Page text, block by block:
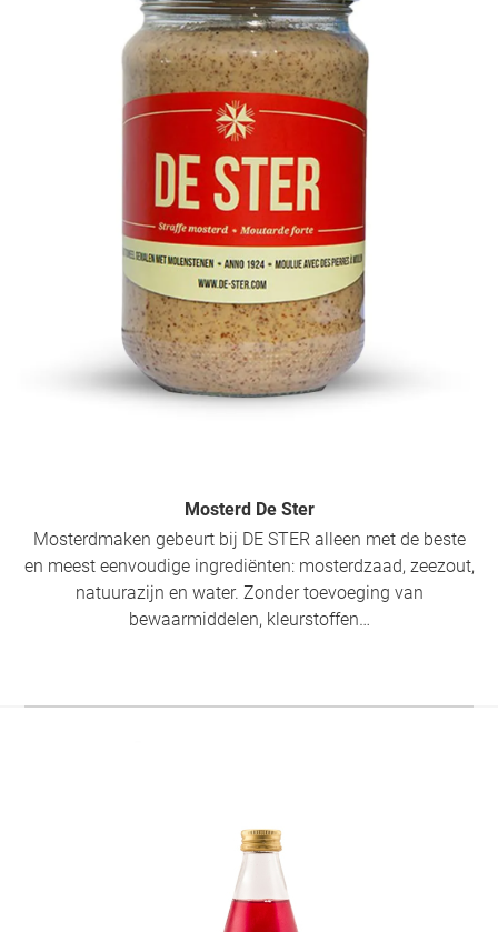
Mosterd De Ster
Mosterdmaken gebeurt bij DE STER alleen met de beste
en meest eenvoudige ingrediënten: mosterdzaad, zeezout,
natuurazijn en water. Zonder toevoeging van
bewaarmiddelen, kleurstoffen…